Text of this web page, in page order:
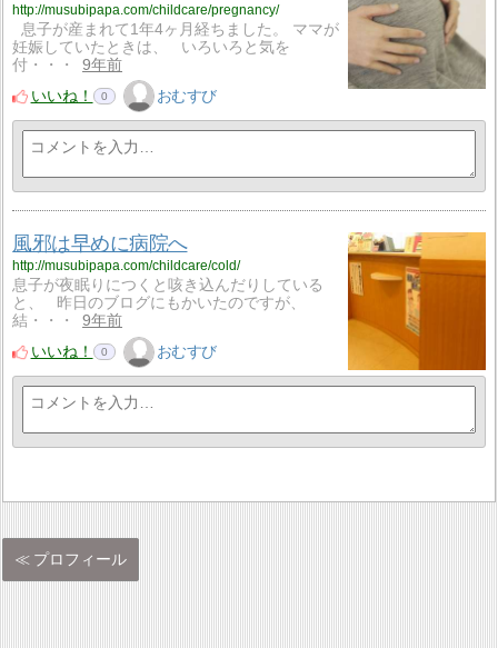
http://musubipapa.com/childcare/pregnancy/
息子が産まれて1年4ヶ月経ちました。 ママが
妊娠していたときは、 いろいろと気を
付・・・
9年前
いいね！
0 おむすび
風邪は早めに病院へ
http://musubipapa.com/childcare/cold/
息子が夜眠りにつくと咳き込んだりしている
と、 昨日のブログにもかいたのですが、
結・・・
9年前
いいね！
0 おむすび
プロフィール